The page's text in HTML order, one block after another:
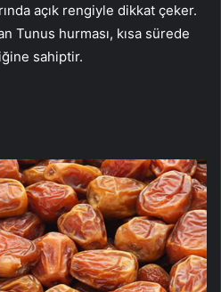
açık rengiyle dikkat çeker.
Tunus hurması, kısa sürede
sahiptir.